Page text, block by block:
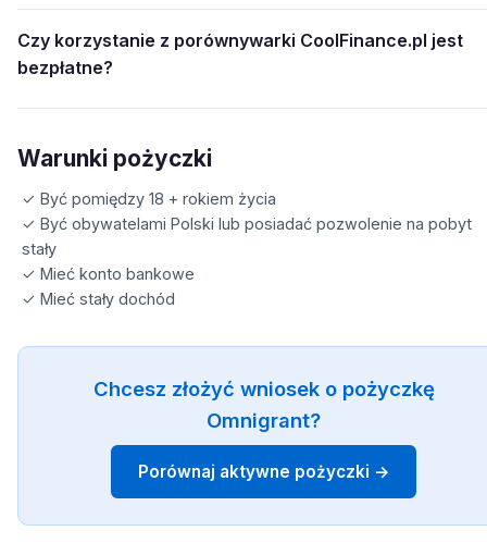
Czy korzystanie z porównywarki CoolFinance.pl jest
bezpłatne?
Warunki pożyczki
✓ Być pomiędzy 18 + rokiem życia
✓ Być obywatelami Polski lub posiadać pozwolenie na pobyt
stały
✓ Mieć konto bankowe
✓ Mieć stały dochód
Chcesz złożyć wniosek o pożyczkę
Omnigrant?
Porównaj aktywne pożyczki →